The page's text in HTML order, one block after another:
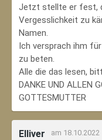
Jetzt stellte er fest,
Vergesslichkeit zu
Namen.
Ich versprach ihm
zu beten.
Alle die das lesen,
DANKE UND ALLEN
GOTTESMUTTER
Elliver am 18.10.2022